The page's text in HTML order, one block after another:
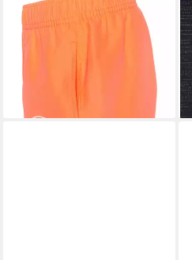
Badeshorts
24,95 €
lieferbar - in 8-10 Werktagen bei